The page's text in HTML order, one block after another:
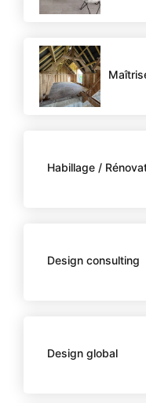
Habillage /
Design consulting
Design global